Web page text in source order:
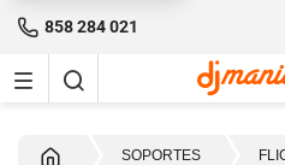
858 284 021
SOPORTES